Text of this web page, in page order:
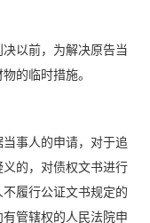
以前，为解决原告当
的临时措施。
事人的申请，对于追
的，对债权文书进行
履行公证文书规定的
管辖权的人民法院申